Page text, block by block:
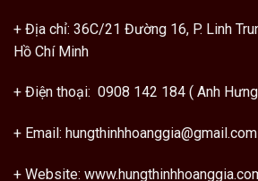
+ Địa chỉ: 36C/21 Đường 16, P. Linh
Hồ Chí Minh
+ Điện thoại: 0908 142 184 ( Anh
+ Email: hungthinhhoanggia@gmail.com
+ Website: